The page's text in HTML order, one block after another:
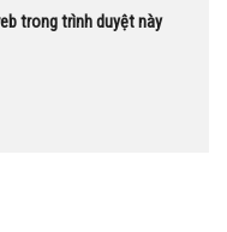
trong trình duyệt này